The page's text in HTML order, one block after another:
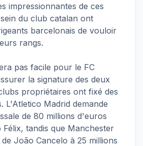
impressionnantes de ces
du club catalan ont
barcelonais de vouloir
rangs.
pas facile pour le FC
la signature des deux
propriétaires ont fixé des
L'Atletico Madrid demande
de 80 millions d'euros
tandis que Manchester
João Cancelo à 25 millions